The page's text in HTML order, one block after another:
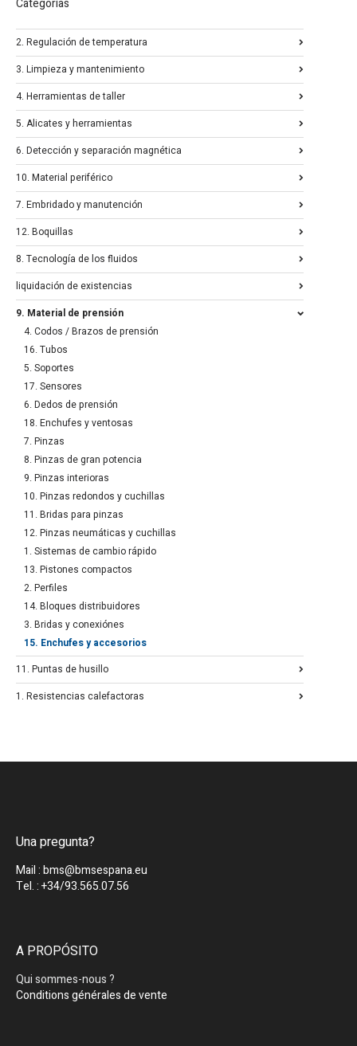
2. Regulación de temperatura
3. Limpieza y mantenimiento
4. Herramientas de taller
5. Alicates y herramientas
6. Detección y separación magnética
10. Material periférico
7. Embridado y manutención
12. Boquillas
8. Tecnología de los fluidos
liquidación de existencias
9. Material de prensión
4. Codos / Brazos de prensión
16. Tubos
5. Soportes
17. Sensores
6. Dedos de prensión
18. Enchufes y ventosas
7. Pinzas
8. Pinzas de gran potencia
9. Pinzas interioras
10. Pinzas redondos y cuchillas
11. Bridas para pinzas
12. Pinzas neumáticas y cuchillas
1. Sistemas de cambio rápido
13. Pistones compactos
2. Perfiles
14. Bloques distribuidores
3. Bridas y conexiónes
15. Enchufes y accesorios
11. Puntas de husillo
1. Resistencias calefactoras
Una pregunta?
Mail : bms@bmsespana.eu
Tel. : +34/93.565.07.56
A PROPÓSITO
Qui sommes-nous ?
Conditions générales de vente